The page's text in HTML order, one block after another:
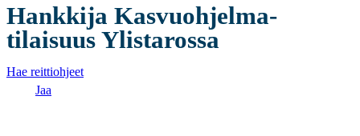
Hankkija Kasvuohjelma-
tilaisuus Ylistarossa
Hae reittiohjeet
Jaa